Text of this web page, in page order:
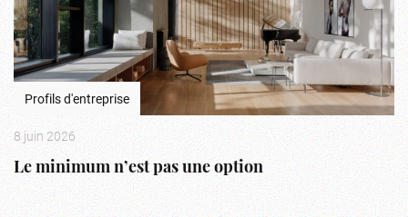
Profils d'entreprise
8 juin 2026
Le minimum n’est pas une option